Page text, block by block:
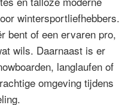
wintersportliefhebbers.
bent of een ervaren pro,
wils. Daarnaast is er
langlaufen of
omgeving tijdens